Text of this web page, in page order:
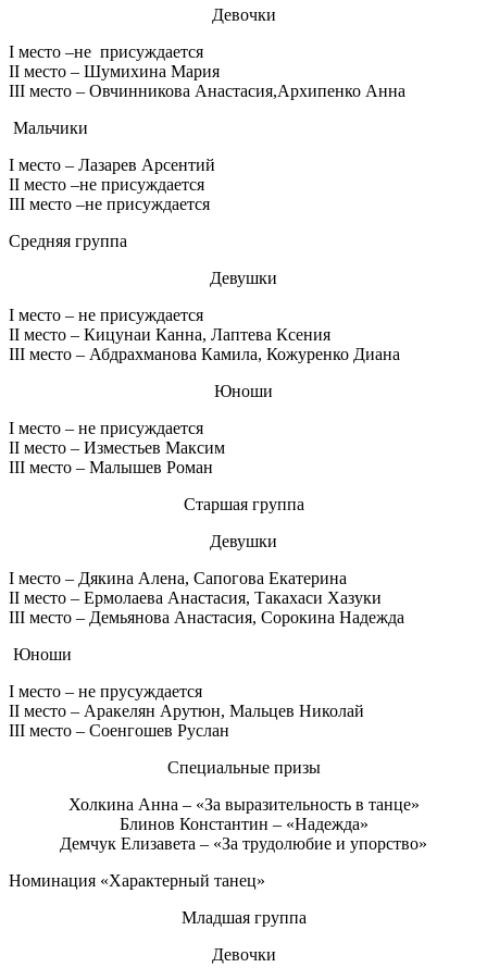
Девочки
I место –не присуждается
II место – Шумихина Мария
III место – Овчинникова Анастасия,Архипенко Анна
Мальчики
I место – Лазарев Арсентий
II место –не присуждается
III место –не присуждается
Средняя группа
Девушки
I место – не присуждается
II место – Кицунаи Канна, Лаптева Ксения
III место – Абдрахманова Камила, Кожуренко Диана
Юноши
I место – не присуждается
II место – Изместьев Максим
III место – Малышев Роман
Старшая группа
Девушки
I место – Дякина Алена, Сапогова Екатерина
II место – Ермолаева Анастасия, Такахаси Хазуки
III место – Демьянова Анастасия, Сорокина Надежда
Юноши
I место – не прусуждается
II место – Аракелян Арутюн, Мальцев Николай
III место – Соенгошев Руслан
Специальные призы
Холкина Анна – «За выразительность в танце»
Блинов Константин – «Надежда»
Демчук Елизавета – «За трудолюбие и упорство»
Номинация «Характерный танец»
Младшая группа
Девочки